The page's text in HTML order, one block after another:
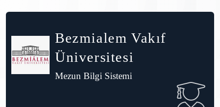
Bezmialem Vakıf
Üniversitesi
Mezun Bilgi Sistemi